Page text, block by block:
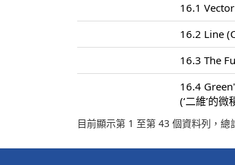
16.1
16.2 Line
16.3 The
16.4
(‘二維’的
目前顯示第 1 至第 43 個資料列，總